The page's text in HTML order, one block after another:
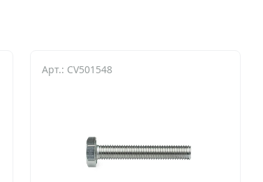
Арт.: CV501548